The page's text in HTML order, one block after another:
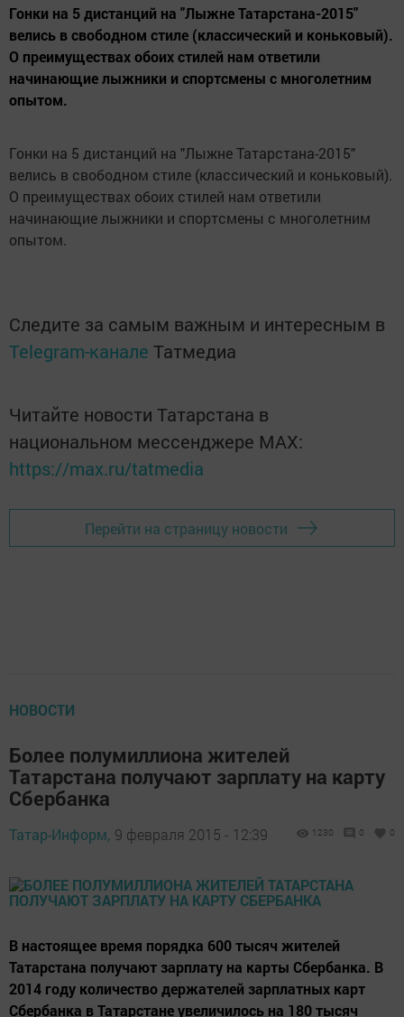
Гонки на 5 дистанций на "Лыжне Татарстана-2015"
велись в свободном стиле (классический и коньковый).
О преимуществах обоих стилей нам ответили
начинающие лыжники и спортсмены с многолетним
опытом.
Гонки на 5 дистанций на "Лыжне Татарстана-2015"
велись в свободном стиле (классический и коньковый).
О преимуществах обоих стилей нам ответили
начинающие лыжники и спортсмены с многолетним
опытом.
Следите за самым важным и интересным в
Telegram-канале Татмедиа
Читайте новости Татарстана в
национальном мессенджере MАХ:
https://max.ru/tatmedia
Перейти на страницу новости
НОВОСТИ
Более полумиллиона жителей
Татарстана получают зарплату на карту
Сбербанка
Татар-Информ, 9 февраля 2015 - 12:39 1230 0 0
В настоящее время порядка 600 тысяч жителей
Татарстана получают зарплату на карты Сбербанка. В
2014 году количество держателей зарплатных карт
Сбербанка в Татарстане увеличилось на 180 тысяч